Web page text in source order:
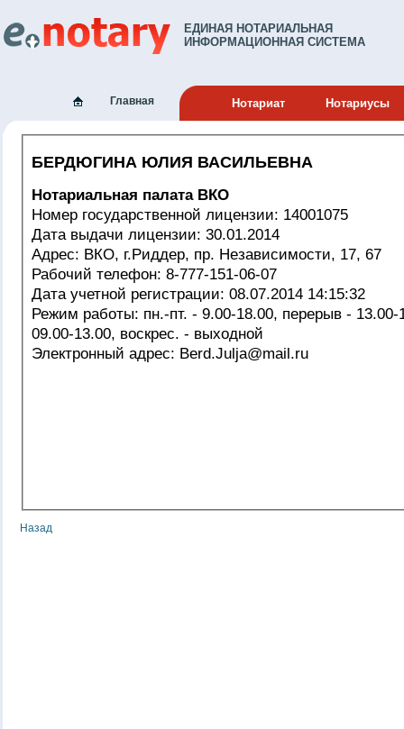
ЕДИНАЯ НОТАРИАЛЬНАЯ
ИНФОРМАЦИОННАЯ СИСТЕМА
Главная Нотариат Нотариусы
БЕРДЮГИНА ЮЛИЯ ВАСИЛЬЕВНА
Нотариальная палата ВКО
Номер государственной лицензии: 14001075
Дата выдачи лицензии: 30.01.2014
Адрес: ВКО, г.Риддер, пр. Независимости, 17, 67
Рабочий телефон: 8-777-151-06-07
Дата учетной регистрации: 08.07.2014 14:15:32
Режим работы: пн.-пт. - 9.00-18.00, перерыв - 13.00-14.00, субб. -
09.00-13.00, воскрес. - выходной
Электронный адрес: Berd.Julja@mail.ru
Назад